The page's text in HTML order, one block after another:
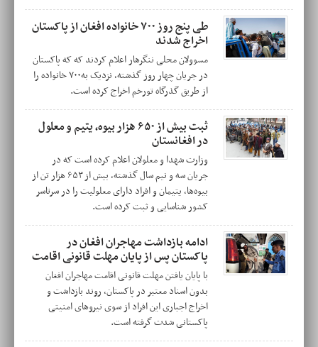
طی پنج روز ۷۰۰ خانواده افغان از پاکستان
اخراج شدند
مسوولان محلی ننگرهار اعلام کردند که که پاکستان
در جریان چهار روز گذشته، نزدیک به۷۰۰ خانواده را
از طریق گذرگاه تورخم اخراج کرده است.
ثبت بیش از ۶۵۰ هزار بیوه، یتیم و معلول
در افغانستان
وزارت شهدا و معلولان اعلام کرده است که در
جریان سه و نیم سال گذشته، بیش از ۶۵۳ هزار تن از
بیوه‌ها، یتیمان و افراد دارای معلولیت را در سرتاسر
کشور شناسایی و ثبت کرده است.
ادامه بازداشت مهاجران افغان در
پاکستان پس از پایان مهلت قانونی اقامت
با پایان یافتن مهلت قانونی اقامت مهاجران افغان
بدون اسناد معتبر در پاکستان، روند بازداشت و
اخراج اجباری این افراد از سوی نیروهای امنیتی
پاکستانی شدت گرفته است.